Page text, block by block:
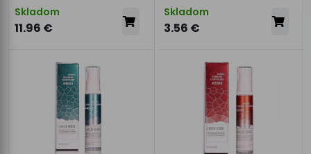
Skladom
11.96 €
Skladom
3.56 €